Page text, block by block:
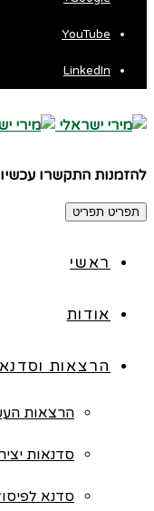
YouTube
LinkedIn
להזמנות התקשרו
תפריט תפריט
ראשי
אודות
הרצאות
הרצאות
סדנאות
סדנא